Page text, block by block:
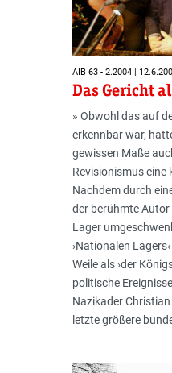
AIB 63 - 2.2004 |
Das Gericht
» Obwohl das auf
erkennbar war,
gewissen Maße
Revisionismus eine
Nachdem durch
der berühmte
Lager
›Nationalen
Weile als ›der
politische
Nazikader
letzte größere